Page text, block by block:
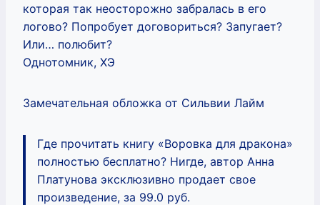
которая так неосторожно забралась в его
логово? Попробует договориться? Запугает?
Или… полюбит?
Однотомник, ХЭ
Замечательная обложка от Сильвии Лайм
Где прочитать книгу «Воровка для дракона»
полностью бесплатно? Нигде, автор Анна
Платунова эксклюзивно продает свое
произведение, за 99.0 руб.